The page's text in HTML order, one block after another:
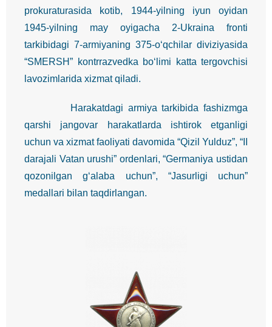
prokuraturasida kotib, 1944-yilning iyun oyidan
1945-yilning may oyigacha 2-Ukraina fronti
tarkibidagi 7-armiyaning 375-o‘qchilar diviziyasida
“SMERSH” kontrrazvedka bo‘limi katta tergovchisi
lavozimlarida xizmat qiladi.
Harakatdagi armiya tarkibida fashizmga
qarshi jangovar harakatlarda ishtirok etganligi
uchun va xizmat faoliyati davomida “Qizil Yulduz”, “II
darajali Vatan urushi” ordenlari, “Germaniya ustidan
qozonilgan g‘alaba uchun”, “Jasurligi uchun”
medallari bilan taqdirlangan.